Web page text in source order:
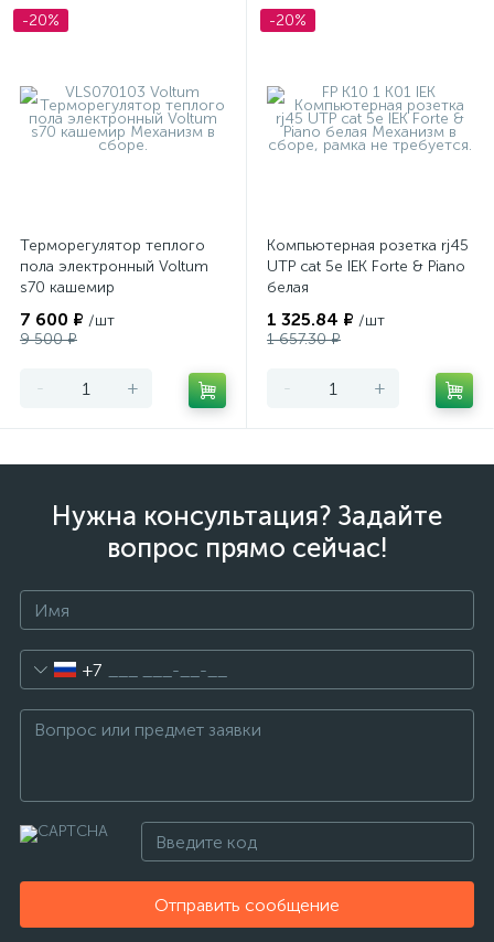
-20%
Терморегулятор теплого
пола электронный Voltum
s70 кашемир
7 600 ₽ /шт
9 500 ₽
- +
-20%
Компьютерная розетка rj45
UTP cat 5e IEK Forte & Piano
белая
1 325.84 ₽ /шт
1 657.30 ₽
- +
Нужна консультация? Задайте
вопрос прямо сейчас!
+7
Отправить сообщение